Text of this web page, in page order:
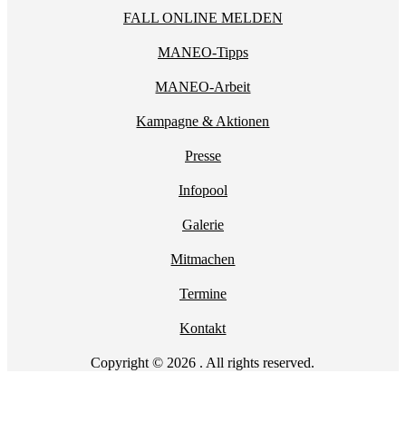
FALL ONLINE MELDEN
MANEO-Tipps
MANEO-Arbeit
Kampagne & Aktionen
Presse
Infopool
Galerie
Mitmachen
Termine
Kontakt
Copyright © 2026 . All rights reserved.